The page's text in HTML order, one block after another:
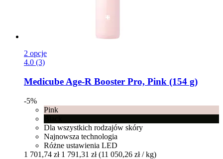
2 opcje
4.0 (3)
Medicube Age-​R Booster Pro, Pink (154 g)
-5%
Pink
Dla wszystkich rodzajów skóry
Najnowsza technologia
Różne ustawienia LED
1 701,74 zł 1 791,31 zł (11 050,26 zł / kg)